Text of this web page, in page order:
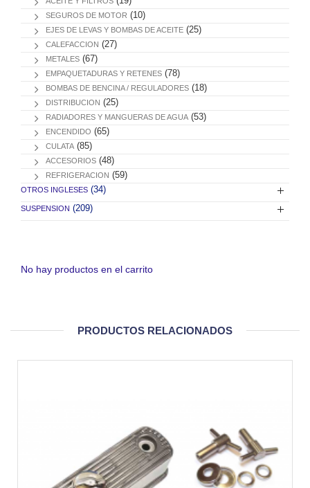
SEGUROS DE MOTOR (10)
EJES DE LEVAS Y BOMBAS DE ACEITE (25)
CALEFACCION (27)
METALES (67)
EMPAQUETADURAS Y RETENES (78)
BOMBAS DE BENCINA / REGULADORES (18)
DISTRIBUCION (25)
RADIADORES Y MANGUERAS DE AGUA (53)
ENCENDIDO (65)
CULATA (85)
ACCESORIOS (48)
REFRIGERACION (59)
OTROS INGLESES (34)
SUSPENSION (209)
No hay productos en el carrito
PRODUCTOS RELACIONADOS